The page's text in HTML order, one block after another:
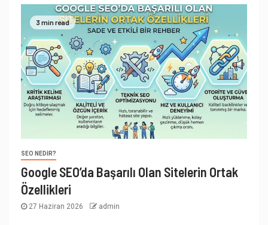
3 min read
SEO NEDIR?
Google SEO’da Başarılı Olan Sitelerin Ortak
Özellikleri
27 Haziran 2026 admin